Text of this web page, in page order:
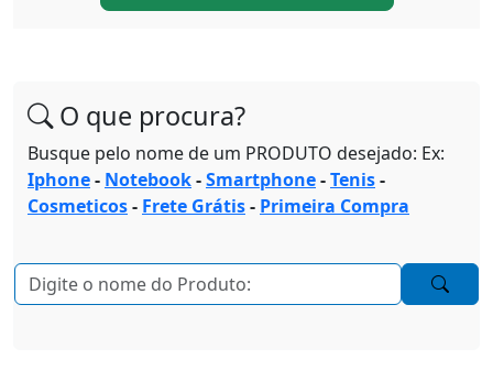
O que procura?
Busque pelo nome de um PRODUTO desejado: Ex:
Iphone- Notebook-Smartphone-Tenis-
Cosmeticos- Frete Grátis- Primeira Compra